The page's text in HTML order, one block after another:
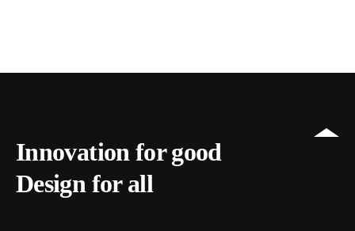
Innovation for good
Design for all